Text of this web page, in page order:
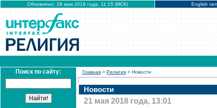
Обновлено: 28 мая 2018 года, 11:15 (МСК) English
Поиск по сайту: Главная > Религия > Новости
Новости
21 мая 2018 года, 13:01